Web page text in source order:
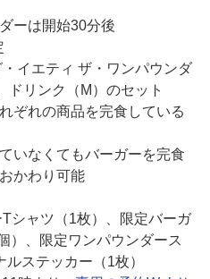
ーは開始30分後
イエティ ザ・ワンパウンダ
ドリンク（M）のセット
ぞれの商品を完食している
いなくてもバーガーを完食
かわり可能
シャツ（1枚）、限定バーガ
）、限定ワンパウンダース
ステッカー（1枚）